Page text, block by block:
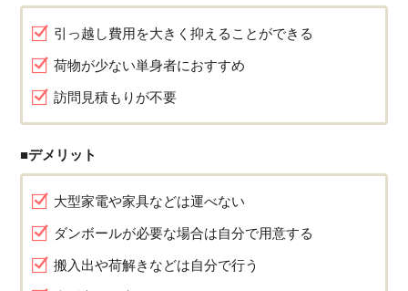
引っ越し費用を大きく抑えることができる
荷物が少ない単身者におすすめ
訪問見積もりが不要
■デメリット
大型家電や家具などは運べない
ダンボールが必要な場合は自分で用意する
搬入出や荷解きなどは自分で行う